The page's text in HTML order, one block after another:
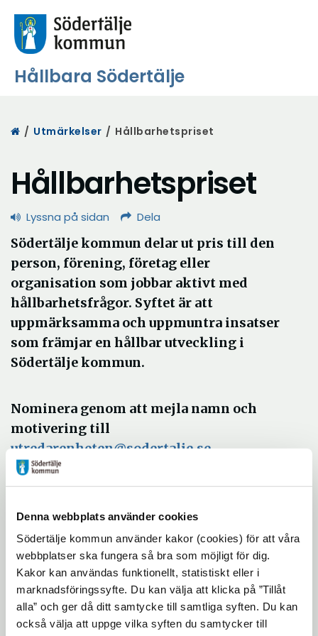
Denna webbplats använder cookies
Södertälje kommun använder kakor (cookies) för att våra
webbplatser ska fungera så bra som möjligt för dig.
Kakor kan användas funktionellt, statistiskt eller i
marknadsföringssyfte. Du kan välja att klicka på ”Tillåt
alla” och ger då ditt samtycke till samtliga syften. Du kan
också välja att uppge vilka syften du samtycker till
Hållbara Södertälje
Start
/ Utmärkelser / Hållbarhetspriset
Hållbarhetspriset
Lyssna på sidan Dela
Södertälje kommun delar ut pris till den
person, förening, företag eller
organisation som jobbar aktivt med
hållbarhetsfrågor. Syftet är att
uppmärksamma och uppmuntra insatser
som främjar en hållbar utveckling i
Södertälje kommun.
Nominera genom att mejla namn och
motivering till
utredarenheten@sodertalje.se
I begreppet hållbarhet ingår tre
hållbarhet och ekonomisk hållbarhet.
Nominera expand_more
Juryn expand_more